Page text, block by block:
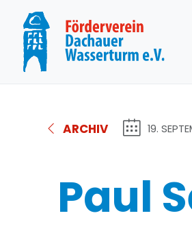
ARCHIV 19.
Paul